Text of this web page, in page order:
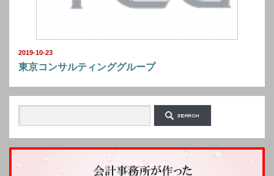
2019-10-23
東京コンサルティンググループ